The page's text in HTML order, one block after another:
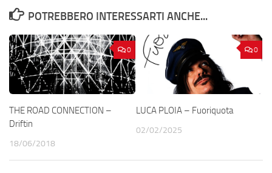
POTREBBERO INTERESSARTI ANCHE...
0
THE ROAD CONNECTION –
Driftin
18/06/2018
0
LUCA PLOIA – Fuoriquota
02/02/2025